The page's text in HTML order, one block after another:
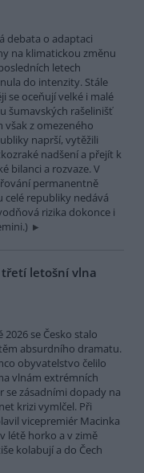
debata o adaptaci
na klimatickou změnu
letech
do intenzity. Stále
se oceňují velké i malé
šumavských rašelinišť
však z omezeného
naprší, vytěžili
nadšení a přejít k
bilanci a rozvaze. V
permanentně
republiky nedává
rizika dokonce i
třetí letošní vlna
2026 se Česko stalo
absurdního dramatu.
obyvatelstvo čelilo
vlnám extrémních
se zásadními dopady na
krizi vymlčel. Při
vicepremiér Macinka
létě horko a v zimě
kolabují a do Čech